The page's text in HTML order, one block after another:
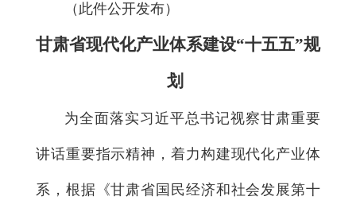
（此件公开发布）
甘肃省现代化产业体系建设“十五五”规
划
为全面落实习近平总书记视察甘肃重要
讲话重要指示精神，着力构建现代化产业体
系，根据《甘肃省国民经济和社会发展第十